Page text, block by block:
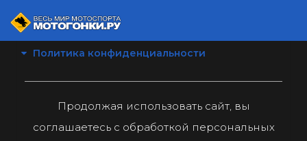
Политика конфиденциальности
Продолжая использовать сайт, вы
соглашаетесь с обработкой персональных